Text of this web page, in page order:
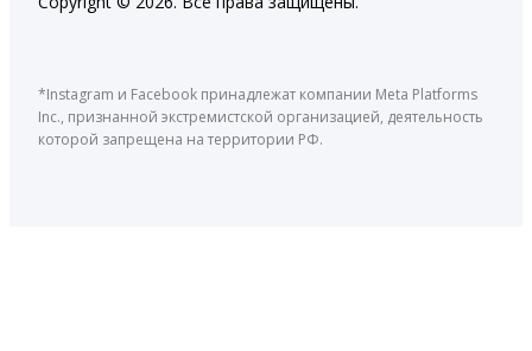
*Instagram и Facebook принадлежат компании Meta Platforms
Inc., признанной экстремистской организацией, деятельность
которой запрещена на территории РФ.